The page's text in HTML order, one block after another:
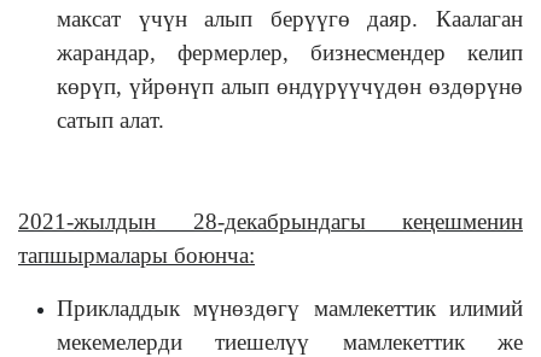
максат үчүн алып берүүгө даяр. Каалаган
жарандар, фермерлер, бизнесмендер келип
көрүп, үйрөнүп алып өндүрүүчүдөн өздөрүнө
сатып алат.
2021-жылдын 28-декабрындагы кеңешменин
тапшырмалары боюнча:
Прикладдык мүнөздөгү мамлекеттик илимий
мекемелерди тиешелүү мамлекеттик же